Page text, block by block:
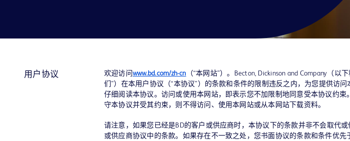
用户协议 欢迎访问 www.bd.com/zh-cn （“本网站”）。Becton, Dickinson and Company（以
们”）在本用户协议（“本协议”）的条款和条件的限制违反之内，为您提供访
仔细阅读本协议。访问或使用本网站，即表示您不加限制地同意受本协议约束
守本协议并受其约束，则不得访问、使用本网站或从本网站下载资料。
请注意，如果您已经是BD的客户或供应商时，本协议下的条款并非不会取代
或供应商协议中的条款。如果存在不一致之处，您书面协议的条款和条件优先